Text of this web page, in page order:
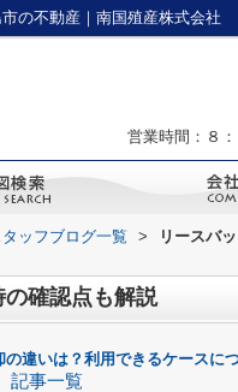
の不動産｜南国殖産株式会社
営業時間：８
ッフブログ一覧 >
リースバ
確認点も解説
違いは？利用できるケースに
記事一覧